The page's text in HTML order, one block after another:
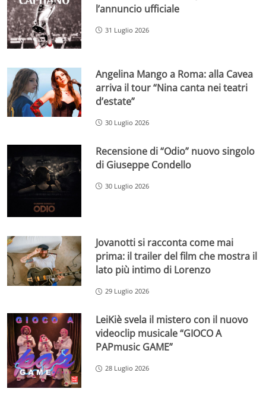
l’annuncio ufficiale
31 Luglio 2026
Angelina Mango a Roma: alla Cavea
arriva il tour “Nina canta nei teatri
d’estate”
30 Luglio 2026
Recensione di “Odio” nuovo singolo
di Giuseppe Condello
30 Luglio 2026
Jovanotti si racconta come mai
prima: il trailer del film che mostra il
lato più intimo di Lorenzo
29 Luglio 2026
LeiKiè svela il mistero con il nuovo
videoclip musicale “GIOCO A
PAPmusic GAME”
28 Luglio 2026